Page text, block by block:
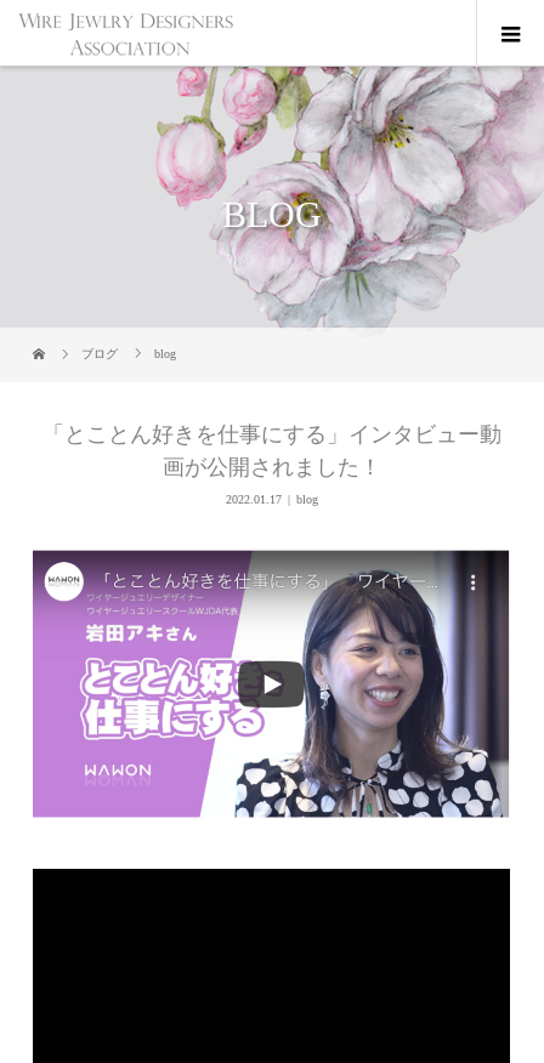
BLOG
ブログ blog
「とことん好きを仕事にする」インタビュー動
画が公開されました！
2022.01.17 blog